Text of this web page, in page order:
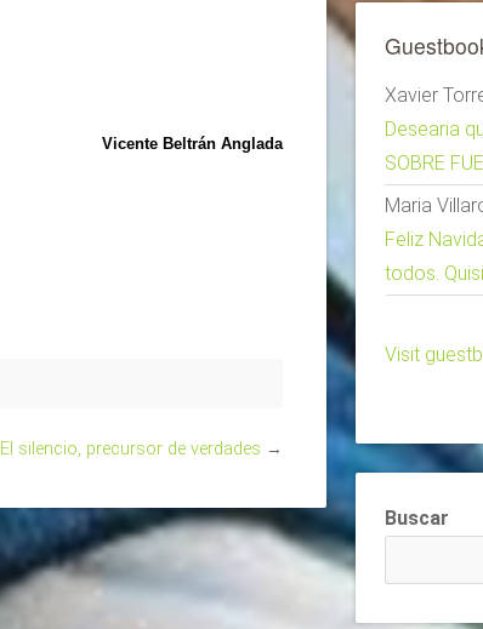
Vicente Beltrán Anglada
El silencio, precursor de verdades →
Xavier
Desearia
SOBRE
Maria
Feliz
todos.
Visit
Buscar